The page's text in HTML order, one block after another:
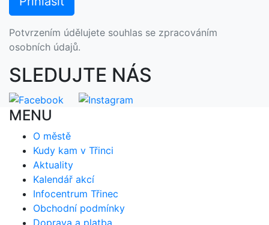
Potvrzením údělujete souhlas se zpracováním
osobních údajů.
SLEDUJTE NÁS
MENU
O městě
Kudy kam v Třinci
Aktuality
Kalendář akcí
Infocentrum Třinec
Obchodní podmínky
Doprava a platba